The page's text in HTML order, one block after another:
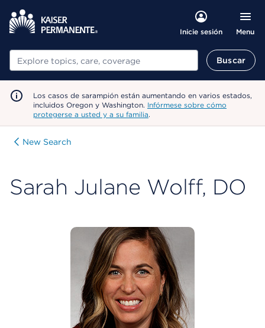
Inicie sesión Menu
Buscar Buscar
Los casos de sarampión están aumentando en varios estados,
incluidos Oregon y Washington. Infórmese sobre cómo
protegerse a usted y a su familia.
New Search
Sarah Julane Wolff, DO